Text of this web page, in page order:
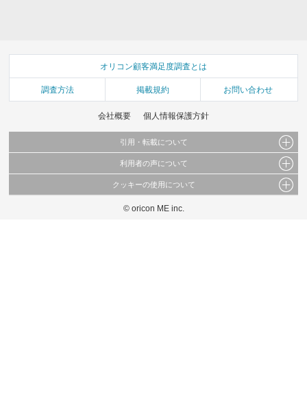
オリコン顧客満足度調査とは
調査方法 掲載規約 お問い合わせ
会社概要 個人情報保護方針
引用・転載について
当サイトで公開されている情報（文字、写真、イラスト、画像データ等）及びこれらの配
これらの情報を権利者の許可なく無断転載・複製などの二次利用を行うことは固く禁じて
利用者の声について
当サイトに掲載している内容はすべてサービスの利用者が提出された見解・感想です。
弊社の見解・ 意見ではないことをご理解いただいた上でご覧ください。
クッキーの使用について
このサイトでは Cookie を使用して、ユーザーに合わせたコンテンツや広告の表示、ソー
© oricon ME inc.